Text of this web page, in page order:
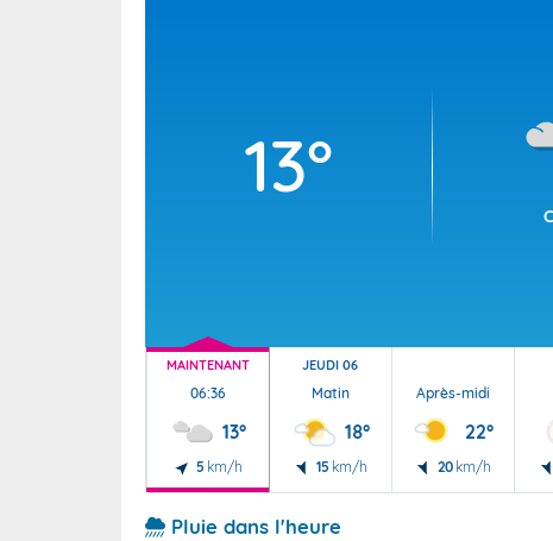
13°
MAINTENANT
06:36
13°
5 km/h
JEUDI 06
Matin
18°
15 km/h
Après-midi
22°
20 km/h
Pluie dans l'heure